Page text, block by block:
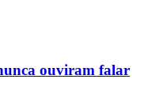
ouviram falar